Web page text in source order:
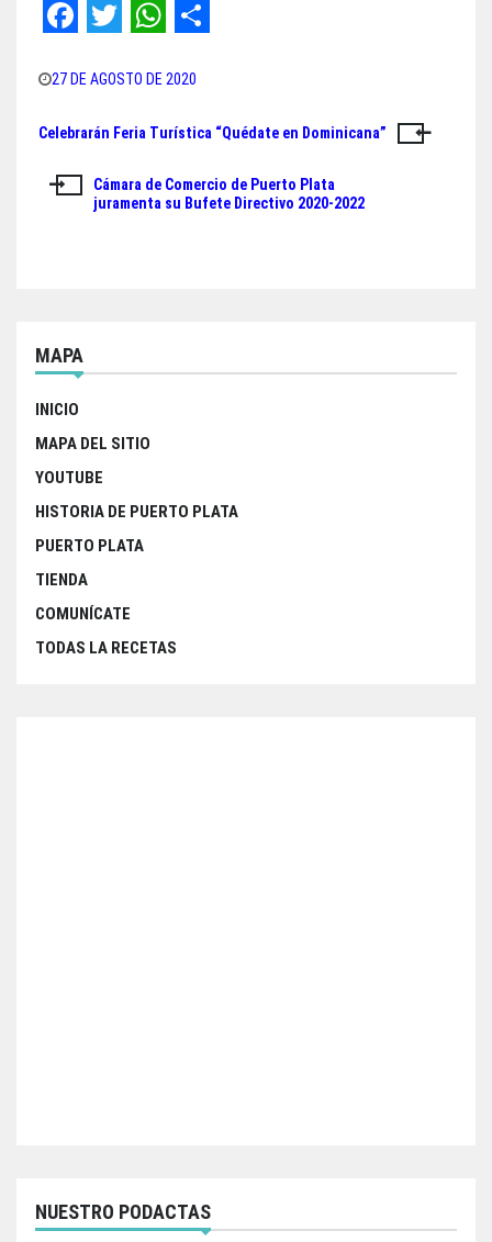
a
c
b
w
i
t
e
h
a
s
h
a
e
27 DE AGOSTO DE 2020
Navegación
de
entradas
Celebrarán Feria Turística “Quédate en Dominicana”
Cámara de Comercio de Puerto Plata
juramenta su Bufete Directivo 2020-2022
MAPA
INICIO
MAPA DEL SITIO
YOUTUBE
HISTORIA DE PUERTO PLATA
PUERTO PLATA
TIENDA
COMUNÍCATE
TODAS LA RECETAS
NUESTRO PODACTAS